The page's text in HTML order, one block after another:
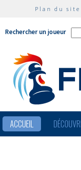
Plan du site
Rechercher un joueur
ACCUEIL